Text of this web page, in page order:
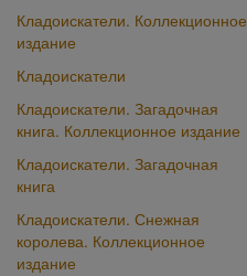
Кладоискатели. Коллекционное
издание
Кладоискатели
Кладоискатели. Загадочная
книга. Коллекционное издание
Кладоискатели. Загадочная
книга
Кладоискатели. Снежная
королева. Коллекционное
издание